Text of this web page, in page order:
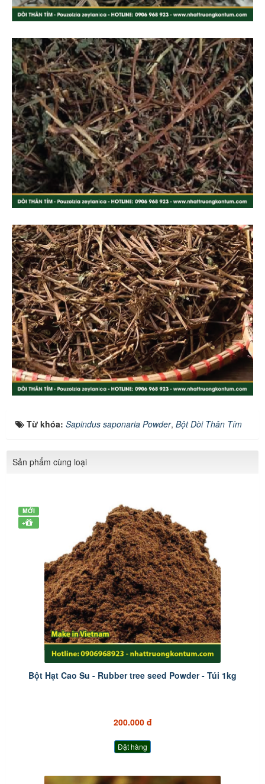
Từ khóa: Sapindus saponaria Powder, Bột Dòi Thân Tím
Sản phẩm cùng loại
MỚI
+
Bột Hạt Cao Su - Rubber tree seed Powder - Túi 1kg
200.000 đ
Đặt hàng